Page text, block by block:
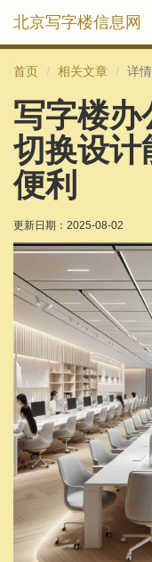
北京写字楼信息网
首页 相关文章 详
写字楼办
切换设计
便利
更新日期： 2025-08-02